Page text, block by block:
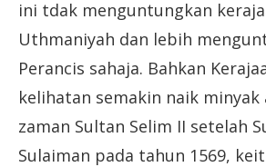
ini tdak menguntungkan
Uthmaniyah dan lebih
Perancis sahaja. Bahkan
kelihatan semakin naik minyak
zaman Sultan Selim II setelah
Sulaiman pada tahun 1569,